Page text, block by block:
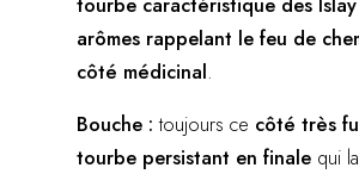
arômes rappelant le feu de
côté médicinal.
Bouche : toujours ce côté très
tourbe persistant en finale qui